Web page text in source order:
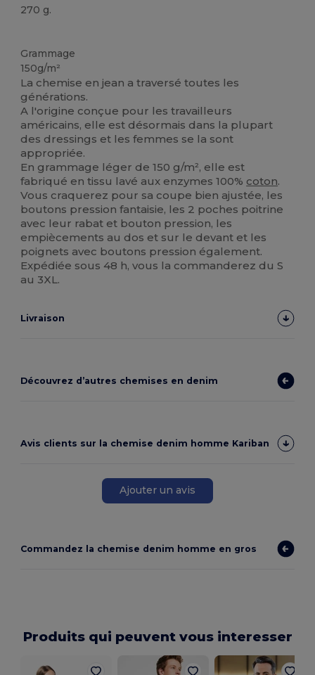
270 g.
Grammage
150g/m²
La chemise en jean a traversé toutes les
générations.
A l'origine conçue pour les travailleurs
américains, elle est désormais dans la plupart
des dressings et les femmes se la sont
appropriée.
En grammage léger de 150 g/m², elle est
fabriqué en tissu lavé aux enzymes 100% coton.
Vous craquerez pour sa coupe bien ajustée, les
boutons pression fantaisie, les 2 poches poitrine
avec leur rabat et bouton pression, les
empiècements au dos et sur le devant et les
poignets avec boutons pression également.
Expédiée sous 48 h, vous la commanderez du S
au 3XL.
Livraison
Découvrez d’autres chemises en denim
Avis clients sur la chemise denim homme Kariban
Ajouter un avis
Commandez la chemise denim homme en gros
Produits qui peuvent vous interesser